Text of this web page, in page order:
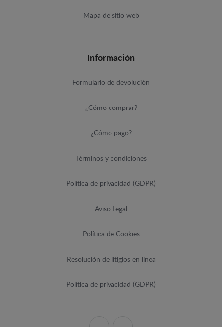
Mapa de sitio web
Información
Formulario de devolución
¿Cómo comprar?
¿Cómo pago?
Términos y condiciones
Política de privacidad (GDPR)
Aviso Legal
Política de Cookies
Resolución de litigios en línea
Política de privacidad (GDPR)